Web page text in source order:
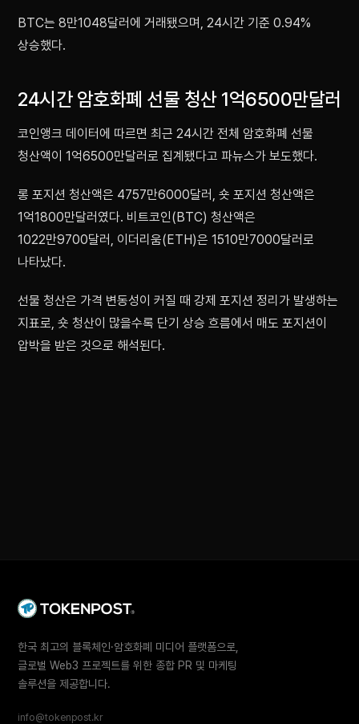
BTC는 8만1048달러에 거래됐으며, 24시간 기준 0.94%
상승했다.
24시간 암호화폐 선물 청산 1억6500만달러
코인앵크 데이터에 따르면 최근 24시간 전체 암호화폐 선물
청산액이 1억6500만달러로 집계됐다고 파뉴스가 보도했다.
롱 포지션 청산액은 4757만6000달러, 숏 포지션 청산액은
1억1800만달러였다. 비트코인(BTC) 청산액은
1022만9700달러, 이더리움(ETH)은 1510만7000달러로
나타났다.
선물 청산은 가격 변동성이 커질 때 강제 포지션 정리가 발생하는
지표로, 숏 청산이 많을수록 단기 상승 흐름에서 매도 포지션이
압박을 받은 것으로 해석된다.
한국 최고의 블록체인·암호화폐 미디어 플랫폼으로,
글로벌 Web3 프로젝트를 위한 종합 PR 및 마케팅
솔루션을 제공합니다.
info@tokenpost.kr